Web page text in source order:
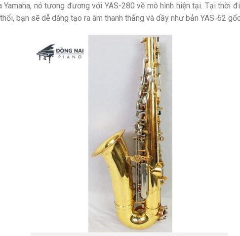
Yamaha, nó tương đương với YAS-280 về mô hình hiện tại. Tại thời
bạn sẽ dễ dàng tạo ra âm thanh thẳng và dầy như bản YAS-62